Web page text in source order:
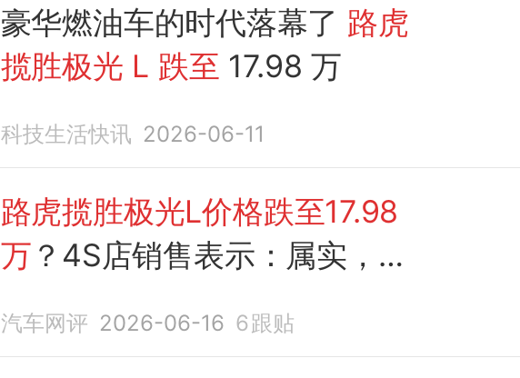
豪华燃油车的时代落幕了 路虎
揽胜极光 L 跌至 17.98 万
科技生活快讯 2026-06-11
路虎揽胜极光L价格跌至17.98
万 ？4S店销售表示：属实，但
汽车网评 2026-06-16 6跟贴